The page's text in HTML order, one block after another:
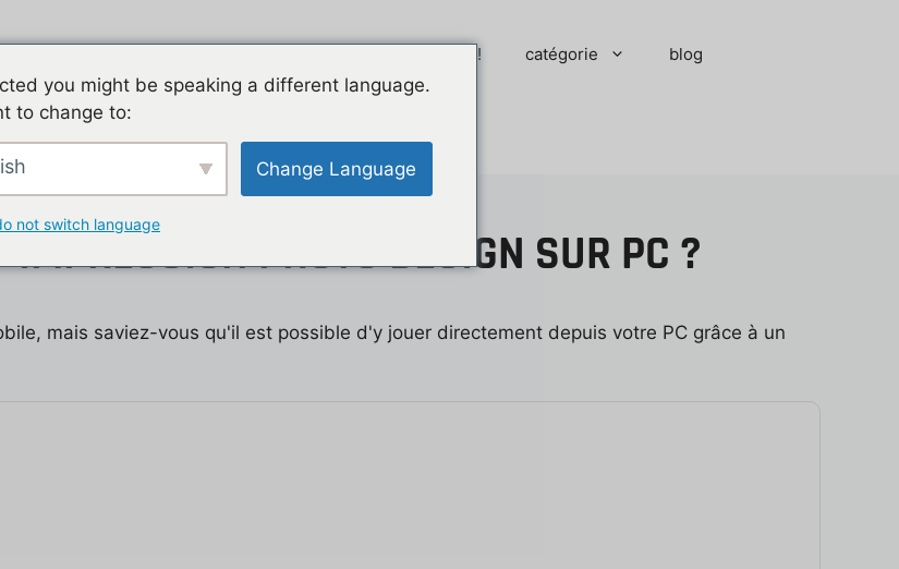
Les jeux mobiles du moment ! catégorie blog
PHOTO DESIGN SUR PC ?
mais saviez-vous qu'il est possible d'y jouer directement depuis votre PC grâce à un
you might be speaking a different language.
to change to:
Change Language
not switch language